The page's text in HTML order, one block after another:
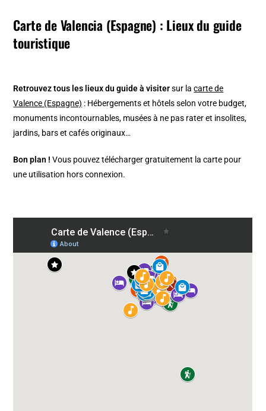
Carte de Valencia (Espagne) : Lieux du guide
touristique
Retrouvez tous les lieux du guide à visitersur lacarte de
Valence (Espagne) : Hébergements et hôtels selon votre budget,
monuments incontournables, musées à ne pas rater et insolites,
jardins, bars et cafés originaux…
Bon plan ! Vous pouvez télécharger gratuitement la carte pour
une utilisation hors connexion.